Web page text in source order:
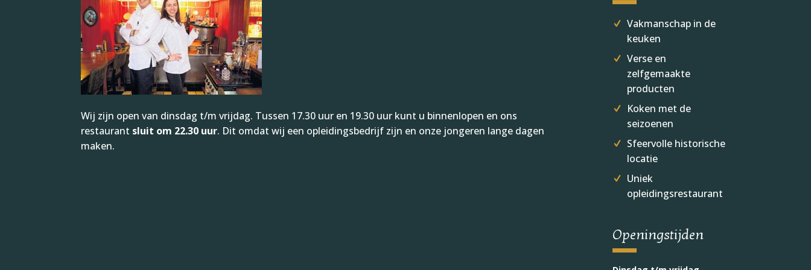
Wij zijn open van dinsdag t/m vrijdag. Tussen 17.30 uur en 19.30 uur kunt u binnenlopen en ons
restaurant sluit om 22.30 uur. Dit omdat wij een opleidingsbedrijf zijn en onze jongeren lange dagen
maken.
Vakmanschap in de
keuken
Verse en
zelfgemaakte
producten
Koken met de
seizoenen
Sfeervolle historische
locatie
Uniek
opleidingsrestaurant
Openingstijden